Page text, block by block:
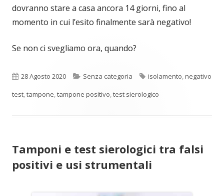
dovranno stare a casa ancora 14 giorni, fino al
momento in cui l’esito finalmente sarà negativo!
Se non ci svegliamo ora, quando?
Pubblicato
28 Agosto 2020 Categorie
Senza categoria Tag
isolamento,negativo
test,tampone,tampone positivo,test sierologico
Tamponi e test sierologici tra falsi
positivi e usi strumentali